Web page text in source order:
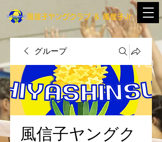
​風信子ヤングクラブ＆ ​風信子Jr
グループ
風信子ヤングク